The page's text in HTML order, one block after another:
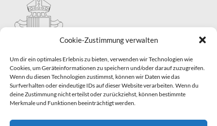
Cookie-Zustimmung verwalten
Um dir ein optimales Erlebnis zu bieten, verwenden wir Technologien wie
Cookies, um Geräteinformationen zu speichern und/oder darauf zuzugreifen.
Wenn du diesen Technologien zustimmst, können wir Daten wie das
Surfverhalten oder eindeutige IDs auf dieser Website verarbeiten. Wenn du
deine Zustimmung nicht erteilst oder zurückziehst, können bestimmte
Merkmale und Funktionen beeinträchtigt werden.
Hauptabteilung II – Seelsorge
Pastorale Grunddienste und Sakramentenpastoral
Telefon: 0821 3166-2593
gemeindepastoral@bistum-augsburg.de